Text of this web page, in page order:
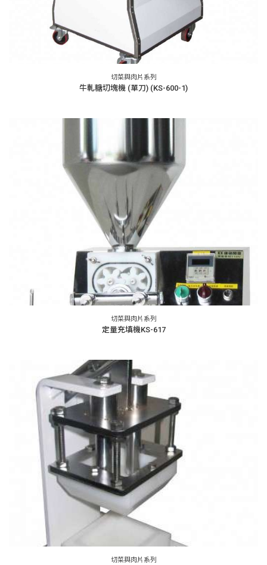
切菜與肉片系列
牛軋糖切塊機 (單刀) (KS-600-1)
切菜與肉片系列
定量充填機KS-617
切菜與肉片系列